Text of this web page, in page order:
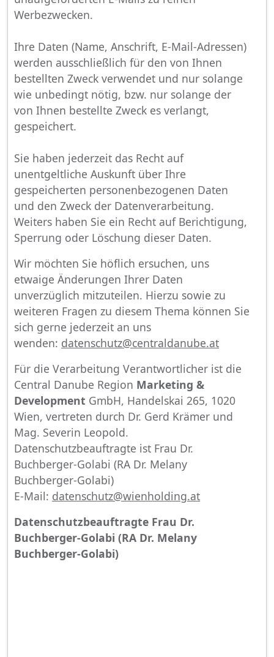
Werbezwecken.
Ihre Daten (Name, Anschrift, E-Mail-Adressen)
werden ausschließlich für den von Ihnen
bestellten Zweck verwendet und nur solange
wie unbedingt nötig, bzw. nur solange der
von Ihnen bestellte Zweck es verlangt,
gespeichert.
Sie haben jederzeit das Recht auf
unentgeltliche Auskunft über Ihre
gespeicherten personenbezogenen Daten
und den Zweck der Datenverarbeitung.
Weiters haben Sie ein Recht auf Berichtigung,
Sperrung oder Löschung dieser Daten.
Wir möchten Sie höflich ersuchen, uns
etwaige Änderungen Ihrer Daten
unverzüglich mitzuteilen. Hierzu sowie zu
weiteren Fragen zu diesem Thema können Sie
sich gerne jederzeit an uns
wenden: datenschutz@centraldanube.at
Für die Verarbeitung Verantwortlicher ist die
Central Danube Region Marketing &
Development GmbH, Handelskai 265, 1020
Wien, vertreten durch Dr. Gerd Krämer und
Mag. Severin Leopold.
Datenschutzbeauftragte ist Frau Dr.
Buchberger-Golabi (RA Dr. Melany
Buchberger-Golabi)
E-Mail: datenschutz@wienholding.at
Datenschutzbeauftragte Frau Dr.
Buchberger-Golabi (RA Dr. Melany
Buchberger-Golabi)